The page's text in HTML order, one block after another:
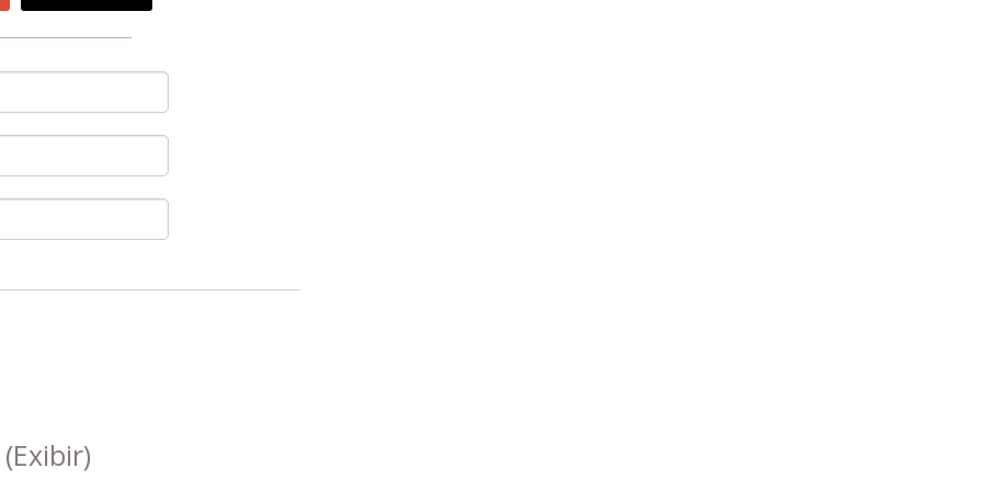
(Exibir)